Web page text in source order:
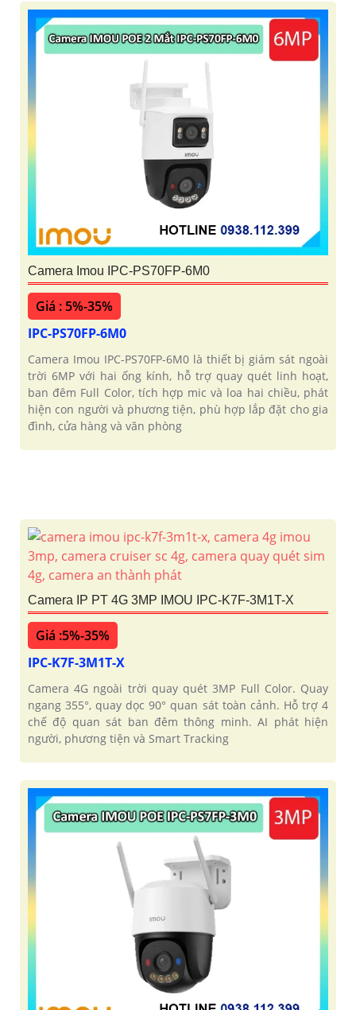
Camera Imou IPC-PS70FP-6M0
Giá : 5%-35%
IPC-PS70FP-6M0
Camera Imou IPC-PS70FP-6M0 là thiết bị giám sát ngoài
trời 6MP với hai ống kính, hỗ trợ quay quét linh hoạt,
ban đêm Full Color, tích hợp mic và loa hai chiều, phát
hiện con người và phương tiện, phù hợp lắp đặt cho gia
đình, cửa hàng và văn phòng
Camera IP PT 4G 3MP IMOU IPC-K7F-3M1T-X
Giá :5%-35%
IPC-K7F-3M1T-X
Camera 4G ngoài trời quay quét 3MP Full Color. Quay
ngang 355°, quay dọc 90° quan sát toàn cảnh. Hỗ trợ 4
chế độ quan sát ban đêm thông minh. AI phát hiện
người, phương tiện và Smart Tracking